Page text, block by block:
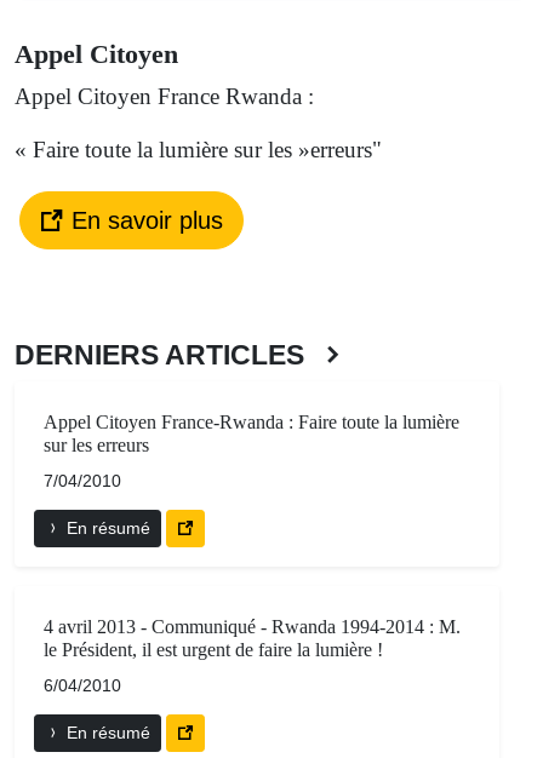
Appel Citoyen
Appel Citoyen France Rwanda :
« Faire toute la lumière sur les »erreurs"
En savoir plus
DERNIERS ARTICLES
Appel Citoyen France-Rwanda : Faire toute la lumière
sur les erreurs
7/04/2010
En résumé
4 avril 2013 - Communiqué - Rwanda 1994-2014 : M.
le Président, il est urgent de faire la lumière !
6/04/2010
En résumé